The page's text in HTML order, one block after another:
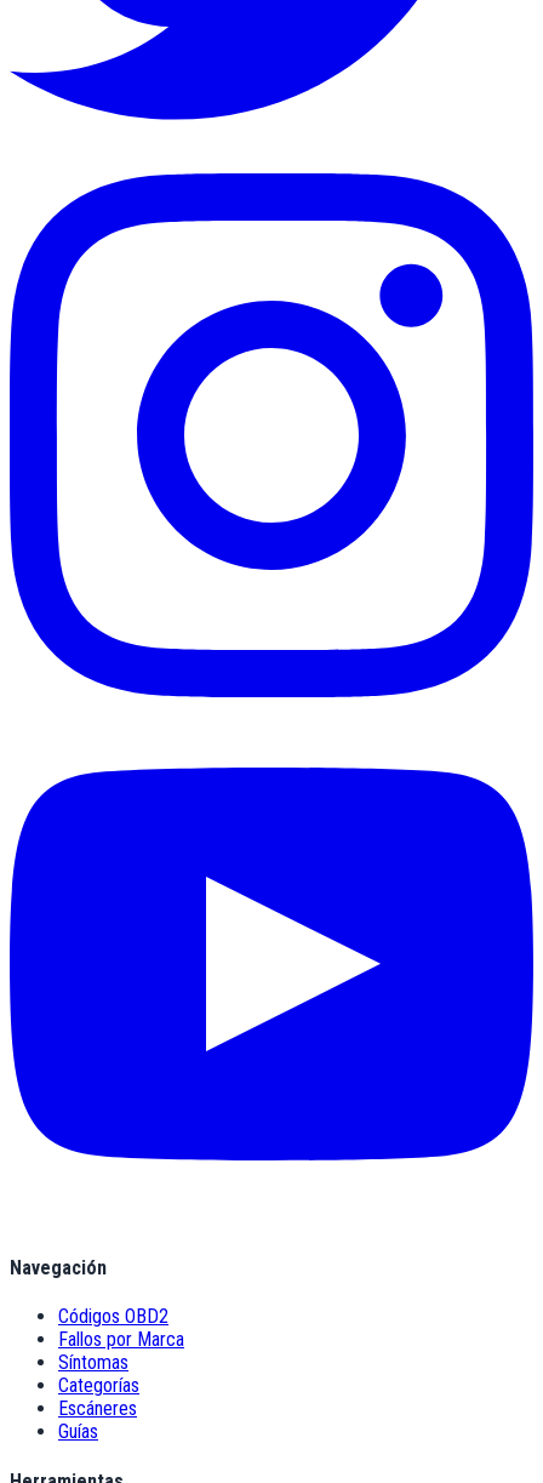
Navegación
Códigos OBD2
Fallos por Marca
Síntomas
Categorías
Escáneres
Guías